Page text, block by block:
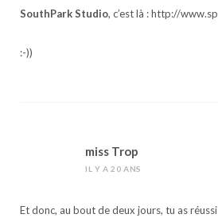
SouthPark Studio, c’est là :http://
:-))
miss Trop
IL Y A 20 ANS
Et donc, au bout de deux jours, tu as